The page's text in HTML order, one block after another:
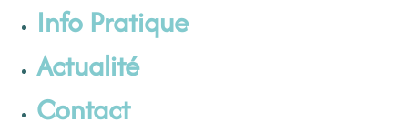
Info Pratique
Actualité
Contact